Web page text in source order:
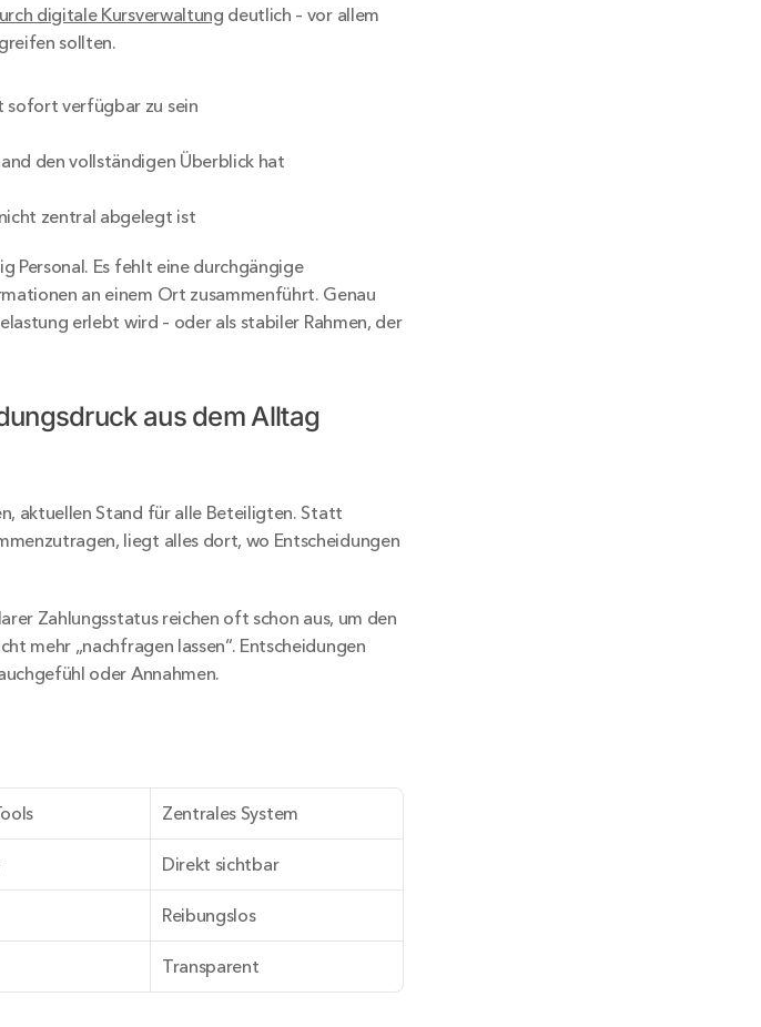
digitale Kursverwaltung deutlich – vor allem
sollten.
sofort verfügbar zu sein
den vollständigen Überblick hat
zentral abgelegt ist
Personal. Es fehlt eine durchgängige
an einem Ort zusammenführt. Genau
erlebt wird – oder als stabiler Rahmen, der
aus dem Alltag
aktuellen Stand für alle Beteiligten. Statt
liegt alles dort, wo Entscheidungen
Zahlungsstatus reichen oft schon aus, um den
mehr „nachfragen lassen“. Entscheidungen
oder Annahmen.
Zentrales System
Direkt sichtbar
Reibungslos
Transparent